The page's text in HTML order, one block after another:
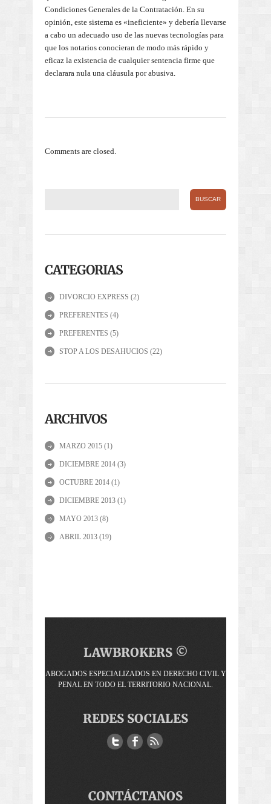
Condiciones Generales de la Contratación. En su
opinión, este sistema es «ineficiente» y debería llevarse
a cabo un adecuado uso de las nuevas tecnologías para
que los notarios conocieran de modo más rápido y
eficaz la existencia de cualquier sentencia firme que
declarara nula una cláusula por abusiva.
Comments are closed.
CATEGORIAS
DIVORCIO EXPRESS (2)
PREFERENTES (4)
PREFERENTES (5)
STOP A LOS DESAHUCIOS (22)
ARCHIVOS
MARZO 2015 (1)
DICIEMBRE 2014 (3)
OCTUBRE 2014 (1)
DICIEMBRE 2013 (1)
MAYO 2013 (8)
ABRIL 2013 (19)
LAWBROKERS ©
ABOGADOS ESPECIALIZADOS EN DERECHO CIVIL Y
PENAL EN TODO EL TERRITORIO NACIONAL.
REDES SOCIALES
CONTÁCTANOS